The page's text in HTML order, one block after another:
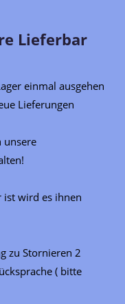
Lieferbar
einmal ausgehen
Lieferungen
unsere
ist wird es ihnen
zu Stornieren 2
( bitte